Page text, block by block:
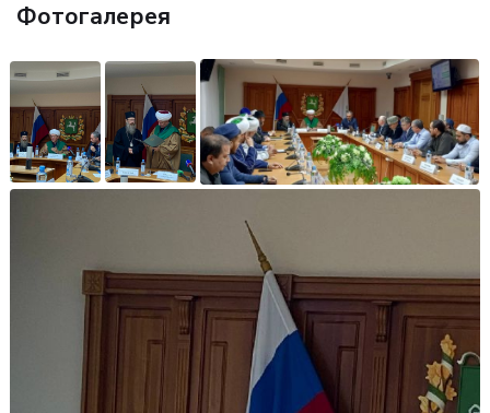
Фотогалерея